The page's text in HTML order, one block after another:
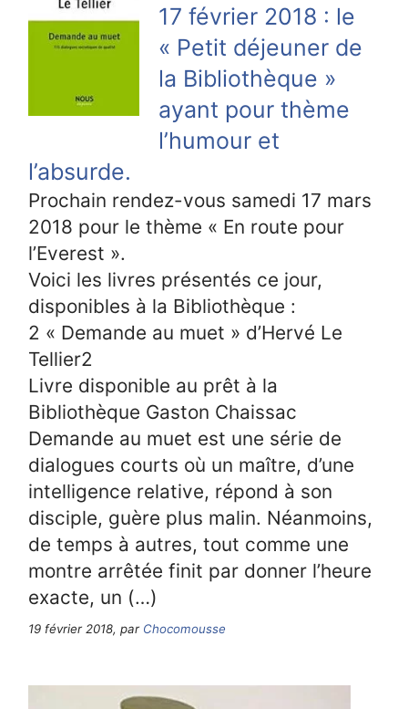
17 février 2018 : le
« Petit déjeuner de
la Bibliothèque »
ayant pour thème
l’humour et
l’absurde.
Prochain rendez-vous samedi 17 mars
2018 pour le thème « En route pour
l’Everest ».
Voici les livres présentés ce jour,
disponibles à la Bibliothèque :
2 « Demande au muet » d’Hervé Le
Tellier2
Livre disponible au prêt à la
Bibliothèque Gaston Chaissac
Demande au muet est une série de
dialogues courts où un maître, d’une
intelligence relative, répond à son
disciple, guère plus malin. Néanmoins,
de temps à autres, tout comme une
montre arrêtée finit par donner l’heure
exacte, un (…)
19 février 2018, par Chocomousse